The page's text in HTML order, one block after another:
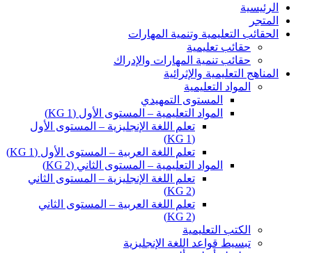
الرئيسية
المتجر
الحقائب التعليمية وتنمية المهارات
حقائب تعليمية
حقائب تنمية المهارات والإدراك
المناهج التعليمية والإثرائية
المواد التعليمية
المستوى التمهيدي
المواد التعليمية – المستوى الأول (KG 1)
تعلم اللغة الإنجليزية – المستوى الأول
(KG 1)
تعلم اللغة العربية – المستوى الأول (KG 1)
المواد التعليمية – المستوى الثاني (KG 2)
تعلم اللغة الإنجليزية – المستوى الثاني
(KG 2)
تعلم اللغة العربية – المستوى الثاني
(KG 2)
الكتب التعليمية
تبسيط قواعد اللغة الإنجليزية